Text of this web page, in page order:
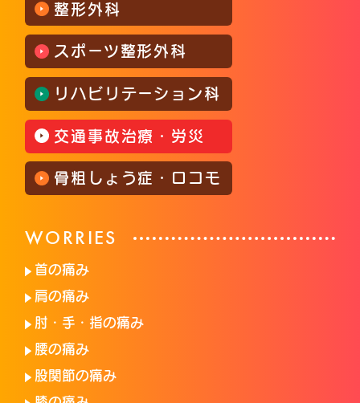
整形外科
スポーツ整形外科
リハビリテーション科
交通事故治療・労災
骨粗しょう症・ロコモ
WORRIES
首の痛み
肩の痛み
肘・手・指の痛み
腰の痛み
股関節の痛み